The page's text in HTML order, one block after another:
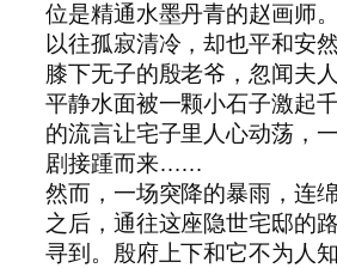
位是精通水墨丹青的赵画师
以往孤寂清冷，却也平和安
膝下无子的殷老爷，忽闻夫
平静水面被一颗小石子激起
的流言让宅子里人心动荡，
剧接踵而来……
然而，一场突降的暴雨，连
之后，通往这座隐世宅邸的
寻到。殷府上下和它不为人